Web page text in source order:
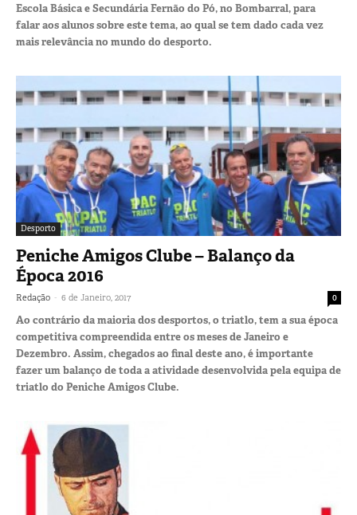
Escola Básica e Secundária Fernão do Pó, no Bombarral, para
falar aos alunos sobre este tema, ao qual se tem dado cada vez
mais relevância no mundo do desporto.
Desporto
Peniche Amigos Clube – Balanço da
Época 2016
Redação - 6 de Janeiro, 2017 0
Ao contrário da maioria dos desportos, o triatlo, tem a sua época
competitiva compreendida entre os meses de Janeiro e
Dezembro. Assim, chegados ao final deste ano, é importante
fazer um balanço de toda a atividade desenvolvida pela equipa de
triatlo do Peniche Amigos Clube.